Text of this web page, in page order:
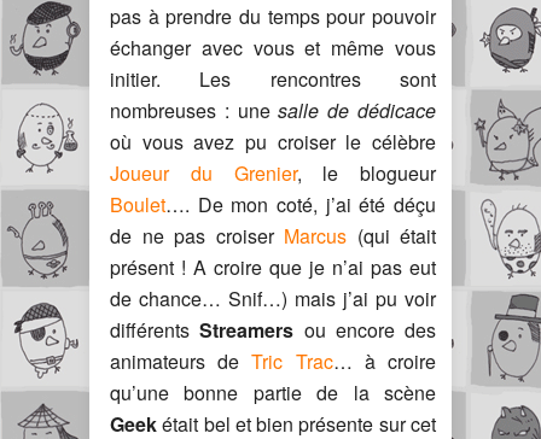
pas à prendre du temps pour pouvoir
échanger avec vous et même vous
initier. Les rencontres sont
nombreuses : unesalle de dédicace
où vous avez pu croiser le célèbre
Joueur du Grenier, le blogueur
Boulet…. De mon coté, j’ai été déçu
de ne pas croiser Marcus (qui était
présent ! A croire que je n’ai pas eut
de chance… Snif…) mais j’ai pu voir
différentsStreamers ou encore des
animateurs deTric Trac… à croire
qu’une bonne partie de la scène
Geekétait bel et bien présente sur cet